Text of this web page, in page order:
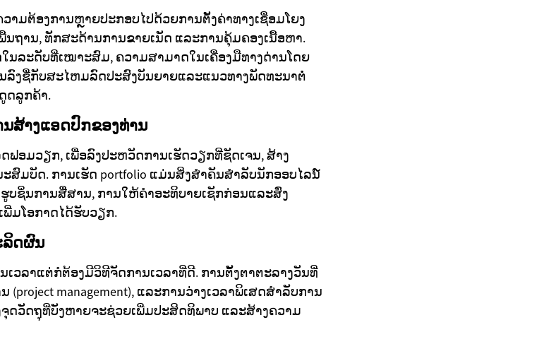
າມຕ້ອງການຫຼາຍປະກອບໄປດ້ວຍການຕັ້ງຄ່າທາງເຊື່ອມໂຍງ
ນຖານ, ທັກສະດ້ານການຂາຍເນັດ ແລະການຄຸ້ມຄອງເນື້ອຫາ.
ລະດັບທີ່ເໝາະສົມ, ຄວາມສາມາດໃນເຄື່ອງມືທາງດ່ານໂດຍ
ລົງຊື່ກັບສະໄຫມລົດປະສົງບັນຍາຍແລະແນວທາງພັດທະນາຕໍ່
ດລູກຄ້າ.
ສ້າງແອດປົກຂອງທ່ານ
ອມວຽກ, ເພື່ອລົງປະຫວັດການເຮັດວຽກທີ່ຊັດເຈນ, ສ້າງ
ສົມບັດ. ການເຮັດ portfolio ແມ່ນສິ່ງສຳຄັນສຳລັບນັກອອບໄລນ໌
ບຊິ່ນການສື່ສານ, ການໃຫ້ຄໍາອະທິບາຍເຊັກກ່ອນແລະສົ່ງ
ມໂອກາດໄດ້ຮັບວຽກ.
ລິດຜົນ
ວລາແຕ່ກໍຕ້ອງມີວິທີຈັດການເວລາທີ່ດີ. ການຕັ້ງຕາຕະລາງວັນທີ່
(project management), ແລະການວ່າງເວລາພິເສດສໍາລັບການ
ດວັດຖຸທີ່ບັງຫາຍຈະຊ່ວຍເພີ່ມປະສິດທິພາບ ແລະສ້າງຄວາມ